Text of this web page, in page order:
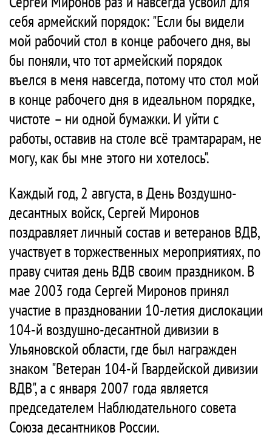
себя армейский порядок: "Если бы видели
мой рабочий стол в конце рабочего дня, вы
бы поняли, что тот армейский порядок
въелся в меня навсегда, потому что стол мой
в конце рабочего дня в идеальном порядке,
чистоте – ни одной бумажки. И уйти с
работы, оставив на столе всё трамтарарам, не
могу, как бы мне этого ни хотелось".
Каждый год, 2 августа, в День Воздушно-
десантных войск, Сергей Миронов
поздравляет личный состав и ветеранов ВДВ,
участвует в торжественных мероприятиях, по
праву считая день ВДВ своим праздником. В
мае 2003 года Сергей Миронов принял
участие в праздновании 10-летия дислокации
104-й воздушно-десантной дивизии в
Ульяновской области, где был награжден
знаком "Ветеран 104-й Гвардейской дивизии
ВДВ", а с января 2007 года является
председателем Наблюдательного совета
Союза десантников России.